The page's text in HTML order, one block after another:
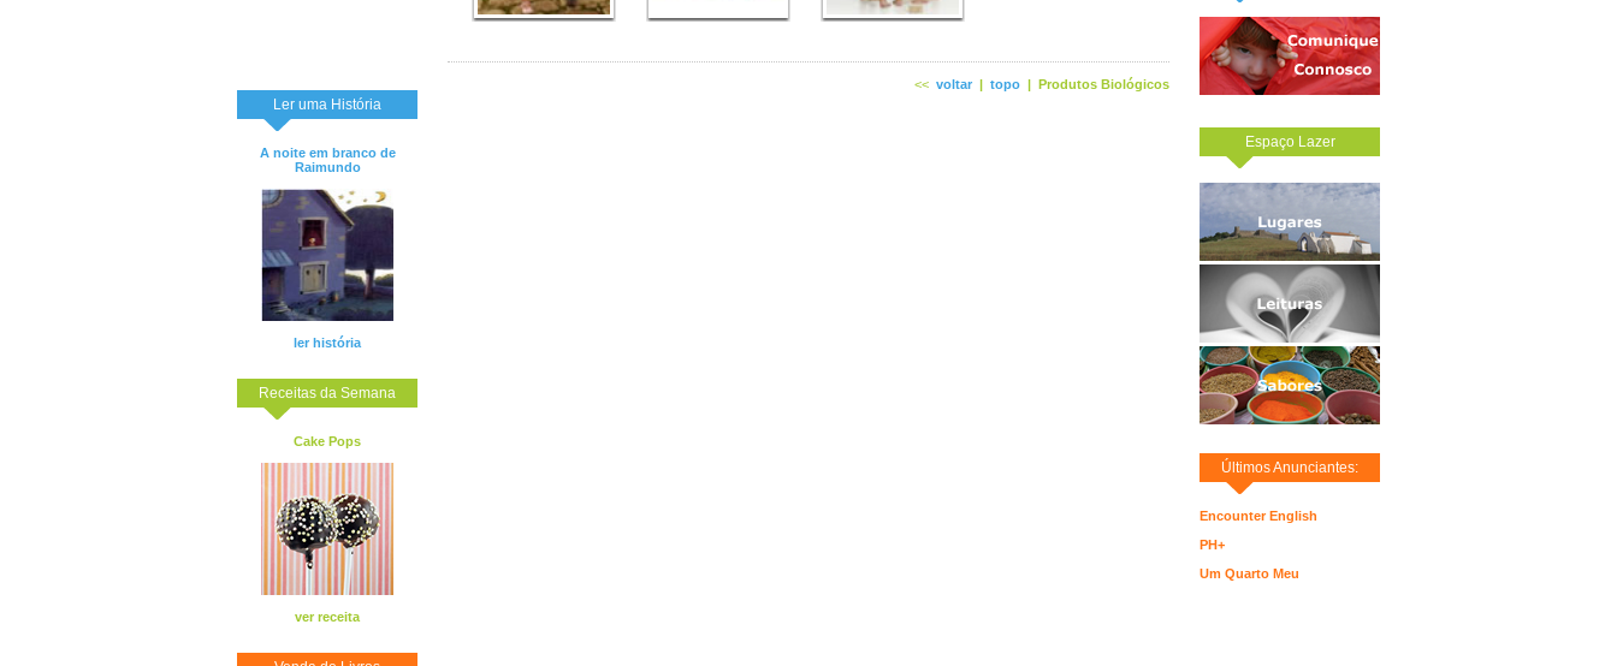
Ler uma História
A noite em branco de
Raimundo
ler história
Receitas da Semana
Cake Pops
ver receita
Espaço Lazer
Últimos Anunciantes:
Encounter English
PH+
Um Quarto Meu
Produtos Biológicos
<< voltar | topo |